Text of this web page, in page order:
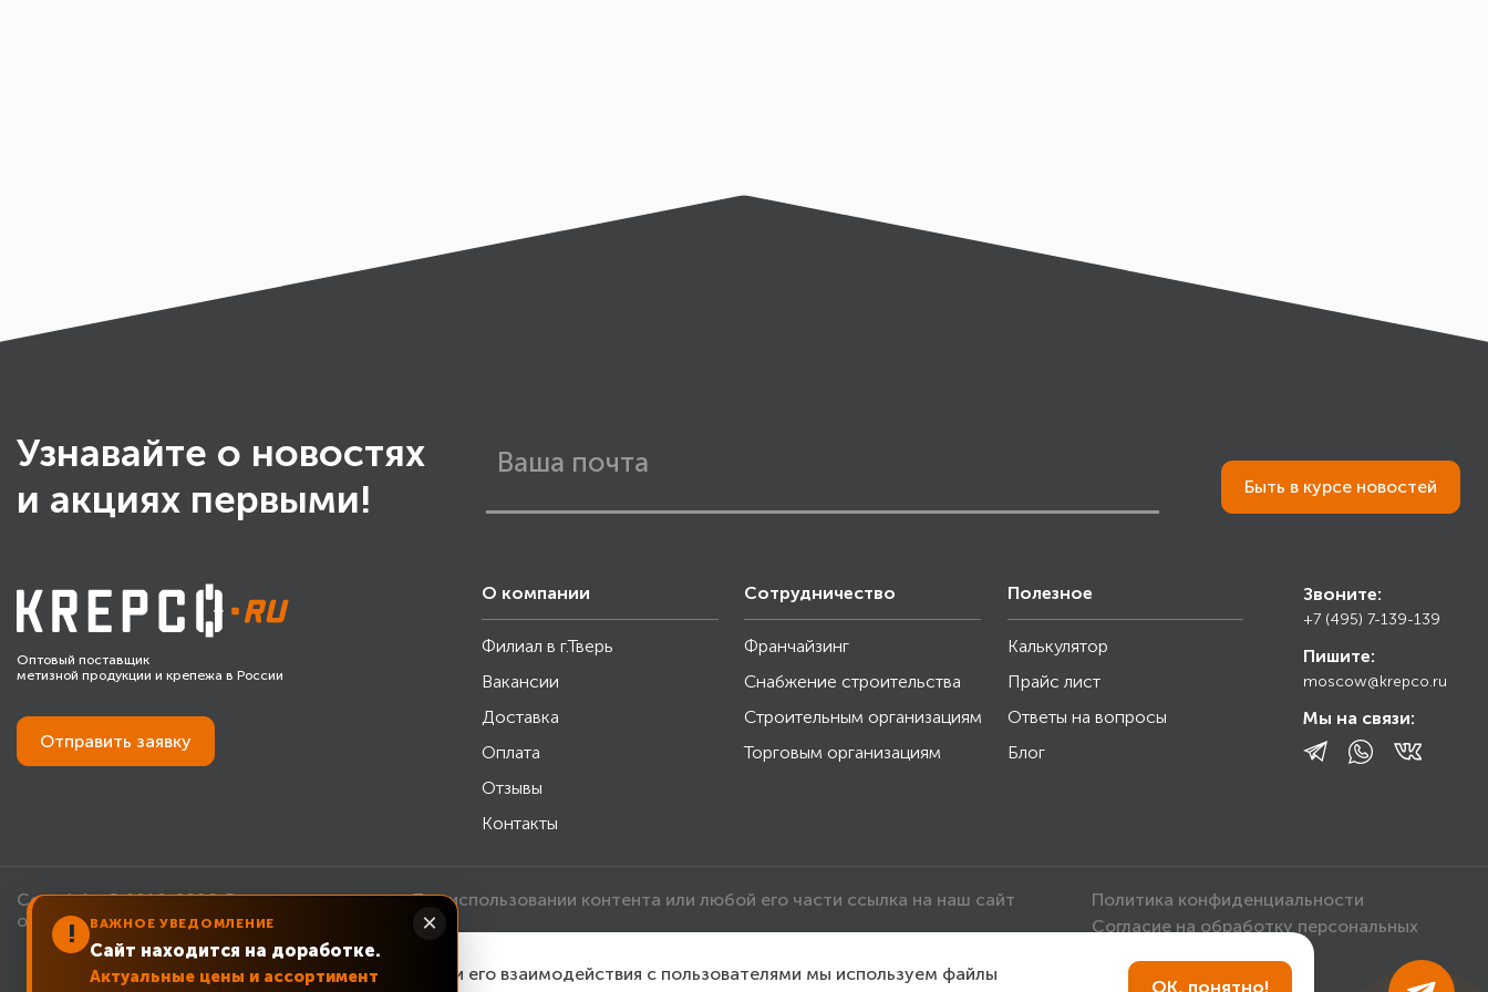
материалов, Правильная установка, Регулярное обслуживание
Узнавайте о новостях
и акциях первыми!
Быть в курсе новостей
Оптовый поставщик
метизной продукции и крепежа в России
Отправить заявку
О компании
Филиал в г.Тверь
Вакансии
Доставка
Оплата
Отзывы
Контакты
Сотрудничество
Франчайзинг
Снабжение строительства
Строительным организациям
Торговым организациям
Полезное
Калькулятор
Прайс лист
Ответы на вопросы
Блог
Звоните:
+7 (495) 7-139-139
Пишите:
moscow@krepco.ru
Мы на связи:
Copyright © 2010-2026. Все права защищены. При использовании контента или любой его части ссылка на наш сайт
обязательна.
Политика конфиденциальности
Согласие на обработку персональных
! ВАЖНОЕ УВЕДОМЛЕНИЕ
Сайт находится на доработке.
Актуальные цены и ассортимент
×
Для улучшения работы сайта и его взаимодействия с пользователями мы используем файлы
ОК, понятно!